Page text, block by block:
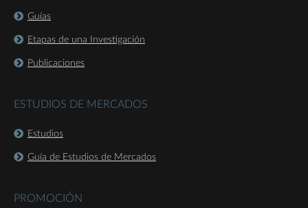
Guías
Etapas de una Investigación
Publicaciones
ESTUDIOS DE MERCADOS
Estudios
Guía de Estudios de Mercados
PROMOCIÓN